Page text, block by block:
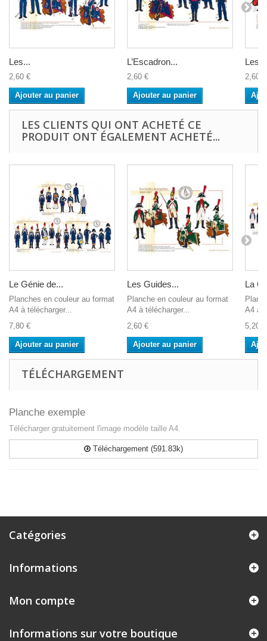
Les...
2,60 €
Ajouter au panier
L’Escadron...
2,60 €
Ajouter au panier
Les...
2,60 €
LES CLIENTS QUI ONT ACHETÉ CE
PRODUIT ONT ÉGALEMENT ACHETÉ...
Le Génie de...
Planches en couleur au format
A4 à télécharger...
7,80 €
Ajouter au panier
Les Guides...
Planche en couleur au format
A4 à télécharger...
2,60 €
Ajouter au panier
La
A4 à
5,20 €
TÉLÉCHARGEMENT
Planche exemple
Télécharger gratuitement l'image modèle taille A4.
Téléchargement (591.83k)
Catégories
Informations
Mon compte
Informations sur votre boutique